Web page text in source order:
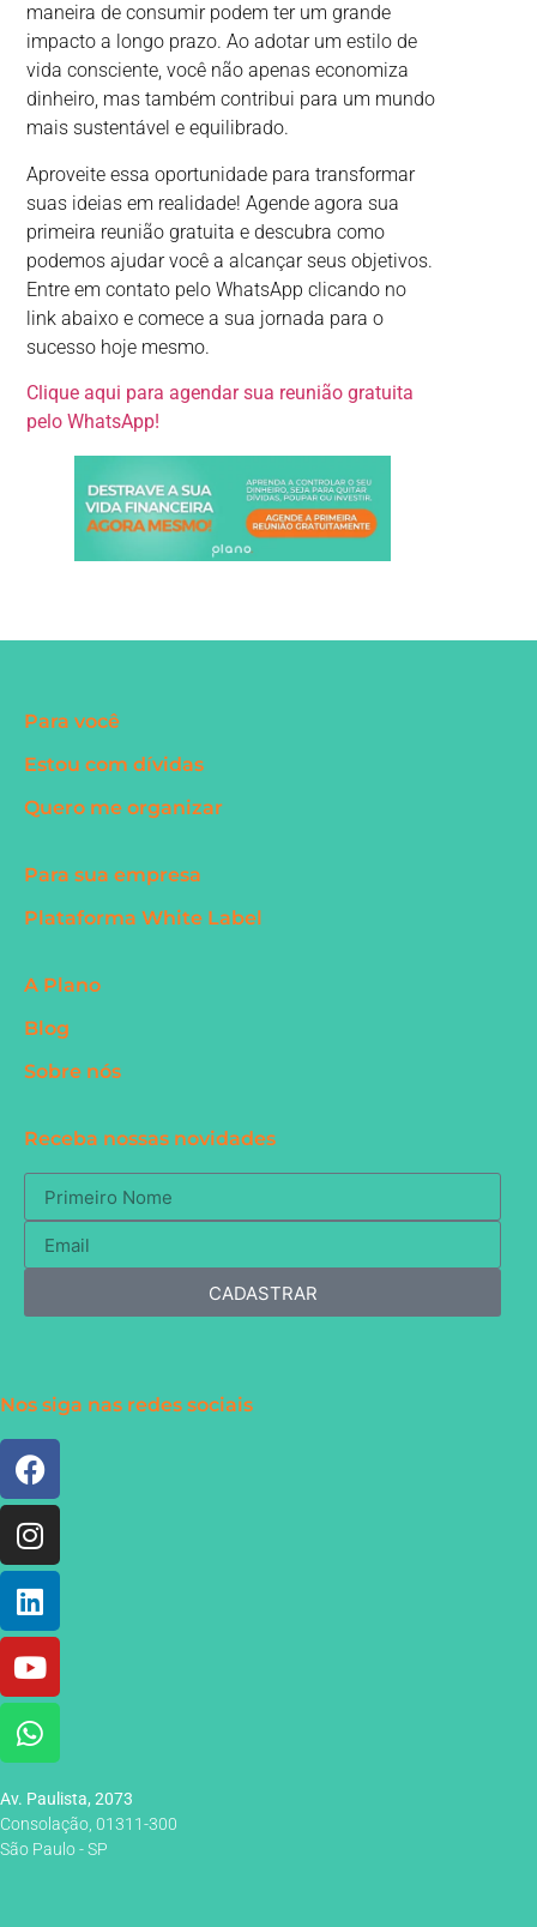
maneira de consumir podem ter um grande
impacto a longo prazo. Ao adotar um estilo de
vida consciente, você não apenas economiza
dinheiro, mas também contribui para um mundo
mais sustentável e equilibrado.
Aproveite essa oportunidade para transformar
suas ideias em realidade! Agende agora sua
primeira reunião gratuita e descubra como
podemos ajudar você a alcançar seus objetivos.
Entre em contato pelo WhatsApp clicando no
link abaixo e comece a sua jornada para o
sucesso hoje mesmo.
Clique aqui para agendar sua reunião gratuita
pelo WhatsApp!
Para você
Estou com dívidas
Quero me organizar
Para sua empresa
Plataforma White Label
A Plano
Blog
Sobre nós
Receba nossas novidades
CADASTRAR
Nos siga nas redes sociais
Av. Paulista, 2073
Consolação, 01311-300
São Paulo - SP